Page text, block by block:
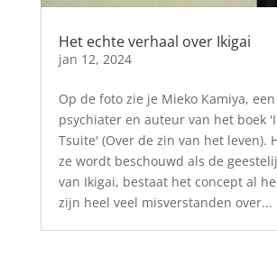
Het echte verhaal over Ikigai
jan 12, 2024
Op de foto zie je Mieko Kamiya, een
psychiater en auteur van het boek
Tsuite' (Over de zin van het leven).
ze wordt beschouwd als de
van Ikigai, bestaat het concept al
zijn heel veel misverstanden over...